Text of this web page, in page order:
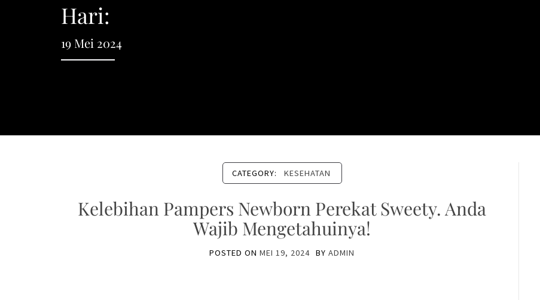
Hari:
19 Mei 2024
CATEGORY: KESEHATAN
Kelebihan Pampers Newborn Perekat Sweety. Anda
Wajib Mengetahuinya!
POSTED ONMEI 19, 2024 BYADMIN